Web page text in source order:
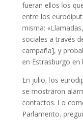
fueran ellos los
entre los
misma:
sociales a través
campaña], y
en Estrasburgo en
En julio, los
se mostraron
contactos. Lo
Parlamento,